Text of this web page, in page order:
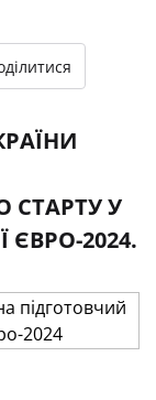
СТАРТУ У
ЄВРО-2024.